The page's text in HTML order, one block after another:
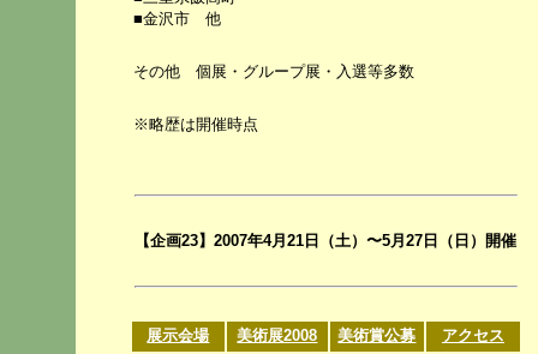
■金沢市 他
その他 個展・グループ展・入選等多数
※略歴は開催時点
【企画23】2007年4月21日（土）〜5月27日（日）開催
展示会場 美術展2008 美術賞公募 アクセス